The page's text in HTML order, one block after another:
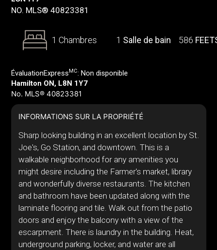
NO. MLS® 40823381
1 Chambres 1 Salle de bain 586
ÉvaluationExpress MC: Non disponible
Hamilton ON, L8N 1Y7
No. MLS® 40823381
INFORMATIONS SUR LA PROPRIÉTÉ
Sharp looking building in an excellent location by St.
Joe's, Go Station, and downtown. This is a
walkable neighborhood for any amenities you
might desire including the Farmer's market, library
and wonderfully diverse restaurants. The kitchen
and bathroom have been updated along with the
laminate flooring and tile. Walk out from the patio
doors and enjoy the balcony with a view of the
escarpment. There is laundry in the building. Heat,
underground parking, locker, and water are all